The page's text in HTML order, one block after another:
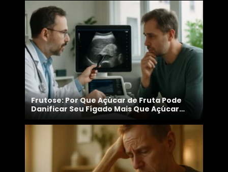
Frutose: Por Que Açúcar de Fruta Pode
Danificar Seu Fígado Mais Que Açúcar
Branco